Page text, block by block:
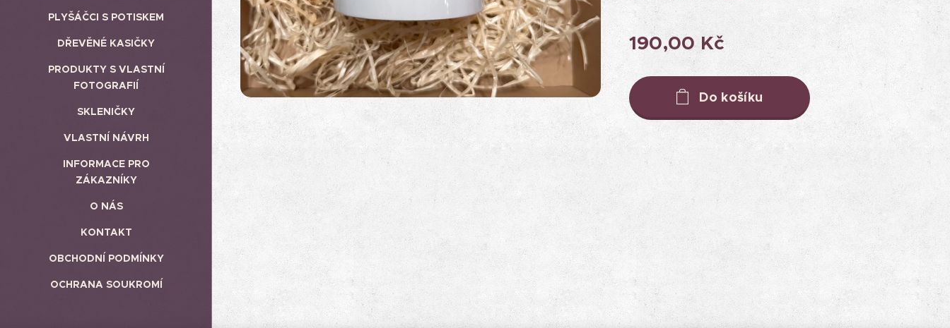
PLYŠÁČCI S POTISKEM
DŘEVĚNÉ KASIČKY
PRODUKTY S VLASTNÍ
FOTOGRAFIÍ
SKLENIČKY
VLASTNÍ NÁVRH
INFORMACE PRO
ZÁKAZNÍKY
O NÁS
KONTAKT
OBCHODNÍ PODMÍNKY
OCHRANA SOUKROMÍ
190,00Kč
Do košíku